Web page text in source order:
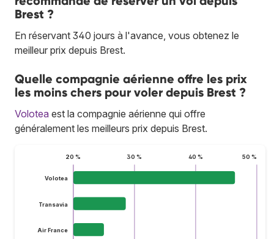
Brest ?
En réservant 340 jours à l'avance, vous obtenez le
meilleur prix depuis Brest.
Quelle compagnie aérienne offre les prix
les moins chers pour voler depuis Brest ?
Volotea est la compagnie aérienne qui offre
généralement les meilleurs prix depuis Brest.
20 % 30 % 40 % 50 %
Volotea
Transavia
Air France